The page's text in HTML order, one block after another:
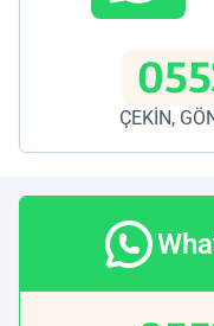
ÇEKİN,